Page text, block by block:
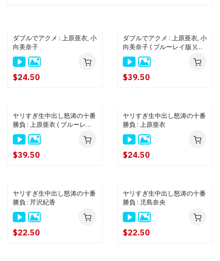
ダブルでアクメ : 上原亜衣, 小
向美奈子
$24.50
ダブルでアクメ : 上原亜衣, 小
向美奈子 ( ブルーレイ版 )(デ
ィスクのみ)
$39.50
ヤリすぎ生中出し怒涛の十番
勝負 : 上原亜衣 ( ブルーレイ
版 )
$39.50
ヤリすぎ生中出し怒涛の十番
勝負 : 上原亜衣
$24.50
ヤリすぎ生中出し怒涛の十番
勝負 : 芹沢紀香
$22.50
ヤリすぎ生中出し怒涛の十番
勝負 : 児島奈央
$22.50